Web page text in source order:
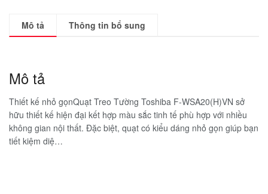
Mô tả Thông tin bổ sung
Mô tả
Thiết kế nhỏ gọnQuạt Treo Tường Toshiba F-WSA20(H)VN sở
hữu thiết kế hiện đại kết hợp màu sắc tinh tế phù hợp với nhiều
không gian nội thất. Đặc biệt, quạt có kiểu dáng nhỏ gọn giúp bạn
tiết kiệm diệ…